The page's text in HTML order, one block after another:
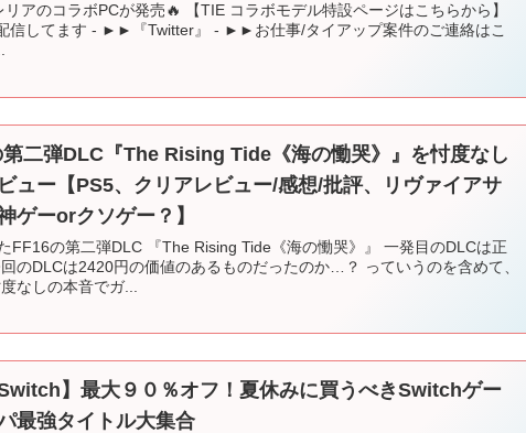
アのコラボPCが発売🔥 【TIE コラボモデル特設ページはこちらから】
信してます - ►►『Twitter』 - ►►お仕事/タイアップ案件のご連絡はこ
第二弾DLC『The Rising Tide《海の慟哭》』を忖度なし
ュー【PS5、クリアレビュー/感想/批評、リヴァイアサ
ゲーorクソゲー？】
FF16の第二弾DLC 『The Rising Tide《海の慟哭》』 一発目のDLCは正
のDLCは2420円の価値のあるものだったのか…？ っていうのを含めて、
なしの本音でガ...
Switch】最大９０％オフ！夏休みに買うべきSwitchゲー
最強タイトル大集合